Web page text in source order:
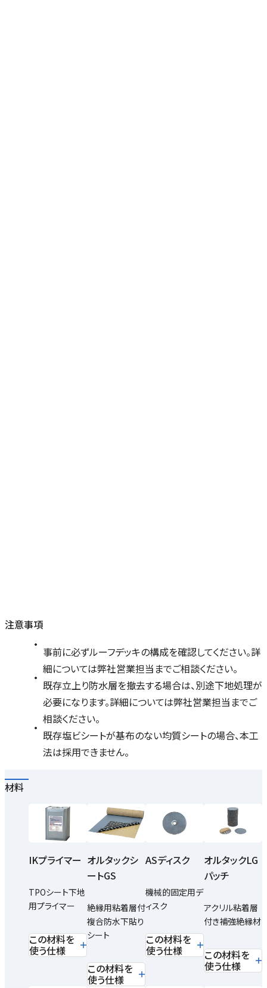
注意事項
事前に必ずルーフデッキの構成を確認してください。詳
細については弊社営業担当までご相談ください。
既存立上り防水層を撤去する場合は、別途下地処理が
必要になります。詳細については弊社営業担当までご
相談ください。
既存塩ビシートが基布のない均質シートの場合、本工
法は採用できません。
材料
IKプライマー
TPOシート下地
用プライマー
この材料を
使う仕様
オルタックシ
ートGS
絶縁用粘着層付
複合防水下貼り
シート
この材料を
使う仕様
ASディスク
機械的固定用デ
ィスク
この材料を
使う仕様
オルタックLG
パッチ
アクリル粘着層
付き補強絶縁材
この材料を
使う仕様